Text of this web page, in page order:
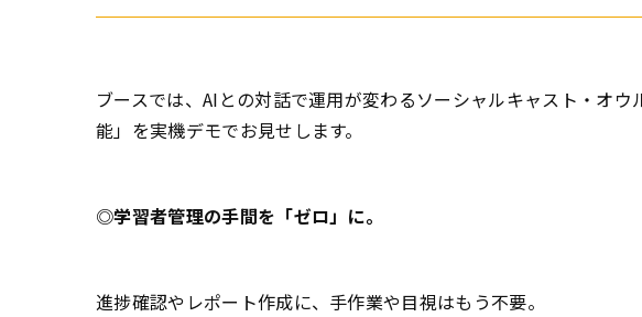
ブースでは、AIとの対話で運用が変わるソーシャルキャスト・オ
能」を実機デモでお見せします。
◎学習者管理の手間を「ゼロ」に。
進捗確認やレポート作成に、手作業や目視はもう不要。